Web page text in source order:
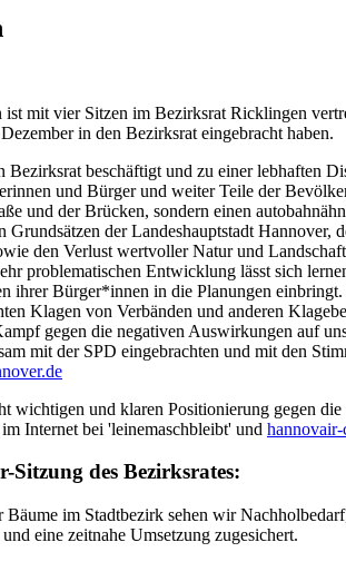
mit vier Sitzen im Bezirksrat Ricklingen
in den Bezirksrat eingebracht haben.
Bezirksrat beschäftigt und zu einer lebhaften
und Bürger und weiter Teile der
und der Brücken, sondern einen
der Landeshauptstadt
den Verlust wertvoller Natur und
problematischen Entwicklung lässt sich
ihrer Bürger*innen in die Planungen
Klagen von Verbänden und anderen
gegen die negativen Auswirkungen auf
mit der SPD eingebrachten und mit den
wichtigen und klaren Positionierung gegen
Internet bei 'leinemaschbleibt' und
Sitzung des Bezirksrates:
im Stadtbezirk sehen wir
eine zeitnahe Umsetzung zugesichert.